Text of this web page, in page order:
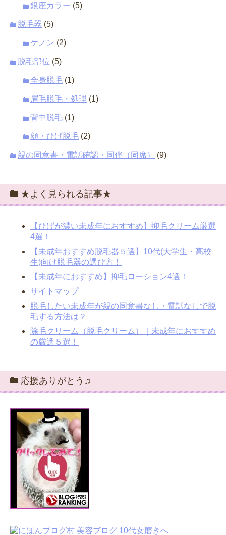
銀座カラー (5)
脱毛器 (5)
ケノン (2)
脱毛部位 (5)
全身脱毛 (1)
眉毛脱毛・処理 (1)
背中脱毛 (1)
顔・ひげ脱毛 (2)
親の同意書・電話確認・同伴（同席） (9)
★よく見られる記事★
【ひげが濃い未成年におすすめ】抑毛クリーム厳選
4選！
【未成年おすすめ脱毛器５選】10代(大学生・高校
生)向け脱毛器の選び方！
【未成年におすすめ】抑毛ローション4選！
サイトマップ
脱毛したい未成年が親の同意書なし・電話なしで脱
毛する方法は？
除毛クリーム（脱毛クリーム）｜未成年におすすめ
の厳選５選！
応援ありがとう♫